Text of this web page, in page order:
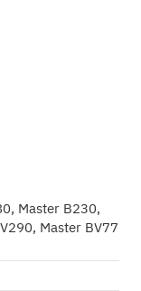
Master B230,
Master BV77